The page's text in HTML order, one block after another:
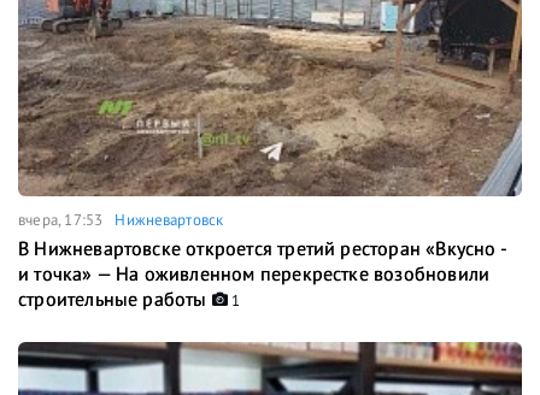
вчера, 17:53 Нижневартовск
В Нижневартовске откроется третий ресторан «Вкусно -
и точка» — На оживленном перекрестке возобновили
строительные работы
1